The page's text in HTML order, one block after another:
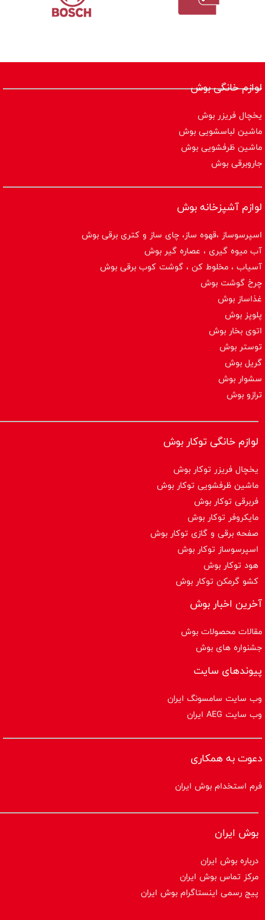
لوازم خانگی بوش
یخچال فریزر بوش
ماشین لباسشویی بوش
ماشین ظرفشویی بوش
جاروبرقی بوش
لوازم آشپزخانه بوش
اسپرسوساز ،قهوه ساز، چای ساز و کتری برقی بوش
آب میوه گیری ، عصاره گیر بوش
آسیاب ، مخلوط کن ، گوشت کوب برقی بوش
چرخ گوشت بوش
غذاساز بوش
پلوپز بوش
اتوی بخار بوش
توستر بوش
گریل بوش
سشوار بوش
ترازو بوش
لوازم خانگی توکار بوش
یخچال فریزر توکار بوش
ماشین ظرفشویی توکار بوش
فربرقی توکار بوش
مایکروفر توکار بوش
صفحه برقی و گازی توکار بوش
اسپرسوساز توكار بوش
هود توکار بوش
کشو گرمکن توکار بوش
آخرین اخبار بوش
مقالات محصولات بوش
جشنواره های بوش
پیوندهای سایت
وب سایت سامسونگ ایران
وب سایت AEG ایران
دعوت به همکاری
فرم استخدام بوش ایران
بوش ایران
درباره بوش ایران
مرکز تماس بوش ایران
پیج رسمی اینستاگرام بوش ایران